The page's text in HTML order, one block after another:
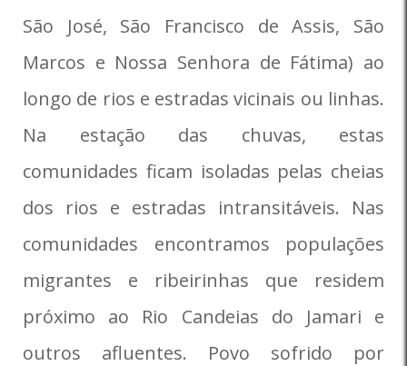
São José, São Francisco de Assis, São
Marcos e Nossa Senhora de Fátima) ao
longo de rios e estradas vicinais ou linhas.
Na estação das chuvas, estas
comunidades ficam isoladas pelas cheias
dos rios e estradas intransitáveis. Nas
comunidades encontramos populações
migrantes e ribeirinhas que residem
próximo ao Rio Candeias do Jamari e
outros afluentes. Povo sofrido por